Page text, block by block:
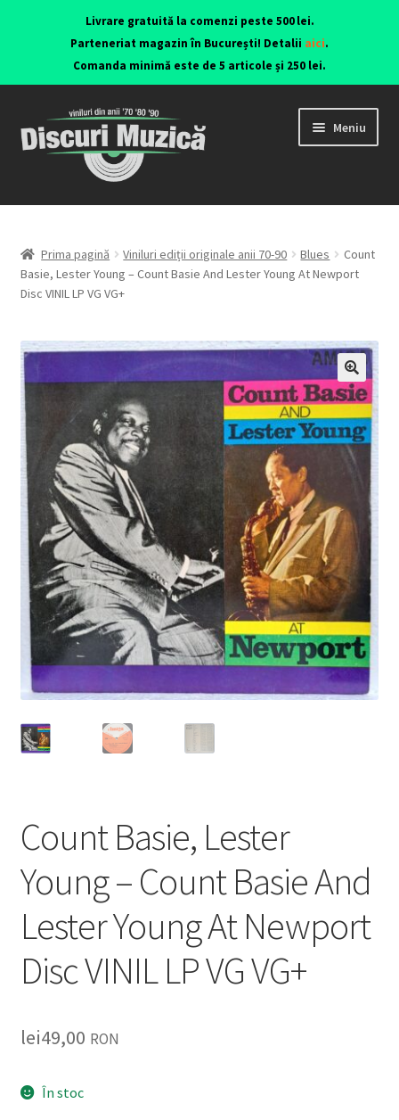
Livrare gratuită la comenzi peste 500 lei.
Parteneriat magazin în București! Detalii aici.
Comanda minimă este de 5 articole și 250 lei.
Meniu
Viniluri ediții originale anii 70-90
CD-uri originale
Contact
Echipamente
Listă produse
Oferta lunii
Contul meu
Blog
lei0,00
Prima pagină Viniluri ediții originale anii 70-90 Blues
Count
Basie, Lester Young – Count Basie And Lester Young At Newport
Disc VINIL LP VG VG+
🔍
Count Basie, Lester
Young – Count Basie And
Lester Young At Newport
Disc VINIL LP VG VG+
lei49,00 RON
În stoc